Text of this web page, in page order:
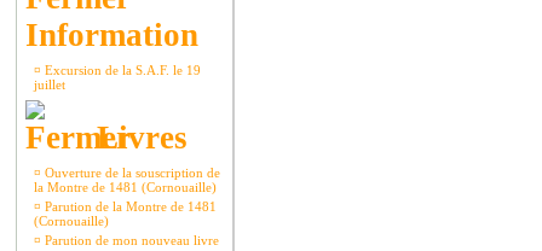
Information
¤ Excursion de la S.A.F. le 19
juillet
Livres
¤ Ouverture de la souscription de
la Montre de 1481 (Cornouaille)
¤ Parution de la Montre de 1481
(Cornouaille)
¤ Parution de mon nouveau livre